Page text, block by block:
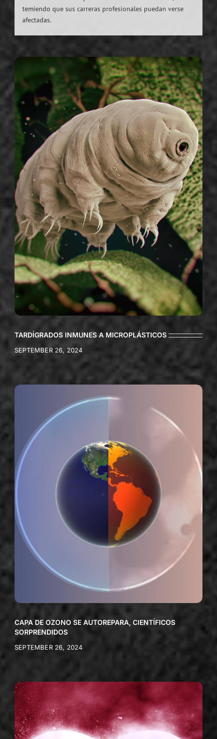
temiendo que sus carreras profesionales puedan verse
afectadas.
TARDÍGRADOS INMUNES A MICROPLÁSTICOS
SEPTEMBER 26, 2024
CAPA DE OZONO SE AUTOREPARA, CIENTÍFICOS
SORPRENDIDOS
SEPTEMBER 26, 2024